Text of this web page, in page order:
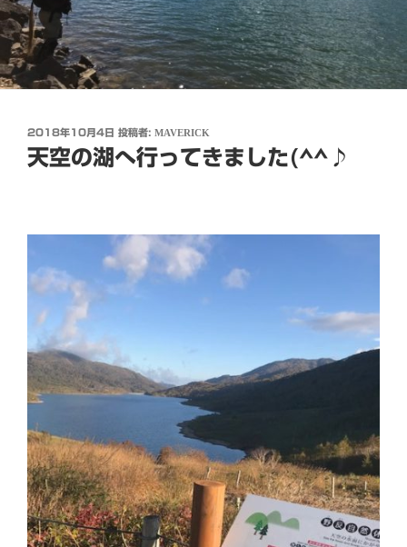
投
稿
日:
2018年10月4日 投稿者: MAVERICK
天空の湖へ行ってきました(^^♪